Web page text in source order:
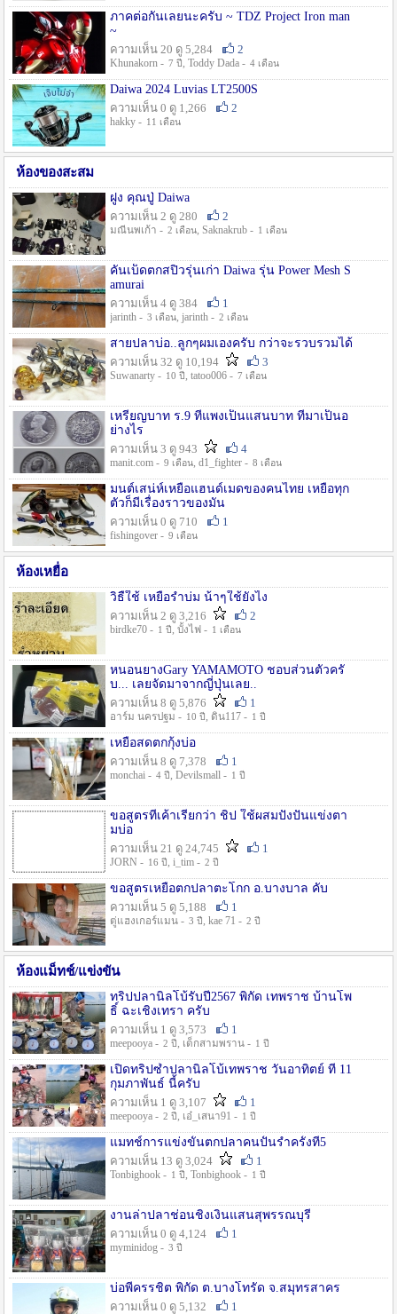
ภาคต่อกันเลยนะครับ ~ TDZ Project Iron man
~
ความเห็น 20 ดู 5,284
2
Khunakorn - 7 ปี , Toddy Dada - 4 เดือน
Daiwa 2024 Luvias LT2500S
ความเห็น 0 ดู 1,266
2
hakky - 11 เดือน
ห้องของสะสม
ฝูง คุณปู่ Daiwa
ความเห็น 2 ดู 280
2
มณีนพเก้า - 2 เดือน, Saknakrub - 1 เดือน
คันเบ็ดตกสปิ๋วรุ่นเก่า Daiwa รุ่น Power Mesh S
amurai
ความเห็น 4 ดู 384
1
jarinth - 3 เดือน, jarinth - 2 เดือน
สายปลาบ่อ..ลูกๆผมเองครับ กว่าจะรวบรวมได้
ความเห็น 32 ดู 10,194
3
Suwanarty - 10 ปี , tatoo006 - 7 เดือน
เหรียญบาท ร.9 ที่แพงเป็นแสนบาท ที่มาเป็นอ
ย่างไร
ความเห็น 3 ดู 943
4
manit.com - 9 เดือน, d1_fighter - 8 เดือน
มนต์เสน่ห์เหยื่อแฮนด์เมดของคนไทย เหยื่อทุก
ตัวก็มีเรื่องราวของมัน
ความเห็น 0 ดู 710
1
fishingover - 9 เดือน
ห้องเหยื่อ
วิธืใช้ เหยื่อรำบ่ม น้าๆใช้ยังไง
ความเห็น 2 ดู 3,216
2
birdke70 - 1 ปี , บั้งไฟ - 1 เดือน
หนอนยางGary YAMAMOTO ชอบส่วนตัวครั
บ... เลยจัดมาจากญี่ปุ่นเลย..
ความเห็น 8 ดู 5,876
1
อาร์ม นครปฐม - 10 ปี , ดิน117 - 1 ปี
เหยื่อสดตกกุ้งบ่อ
ความเห็น 8 ดู 7,378
1
monchai - 4 ปี , Devilsmall - 1 ปี
ขอสูตรที่เค้าเรียกว่า ชิป ใช้ผสมปังปั่นแข่งตา
มบ่อ
ความเห็น 21 ดู 24,745
1
JORN - 16 ปี , i_tim - 2 ปี
ขอสูตรเหยื่อตกปลาตะโกก อ.บางบาล คับ
ความเห็น 5 ดู 5,188
1
ตู่แฮงเกอร์แมน - 3 ปี , kae 71 - 2 ปี
ห้องแม็ทช์/แข่งขัน
ทริปปลานิลโบ้รับปี2567 พิกัด เทพราช บ้านโพ
ธิ์ ฉะเชิงเทรา ครับ
ความเห็น 1 ดู 3,573
1
meepooya - 2 ปี , เด็กสามพราน - 1 ปี
เปิดทริปซ้ำปลานิลโบ้เทพราช วันอาทิตย์ ที่ 11
กุมภาพันธ์ นี้ครับ
ความเห็น 1 ดู 3,107
1
meepooya - 2 ปี , เอ๋_เสนา91 - 1 ปี
แมทช์การแข่งขั้นตกปลาคนปั้นรำครั้งที่5
ความเห็น 13 ดู 3,024
1
Tonbighook - 1 ปี , Tonbighook - 1 ปี
งานล่าปลาช่อนชิงเงินแสนสุพรรณบุรี
ความเห็น 0 ดู 4,124
1
myminidog - 3 ปี
บ่อพี่ครรชิต พิกัด ต.บางโทรัด จ.สมุทรสาคร
ความเห็น 0 ดู 5,132
1